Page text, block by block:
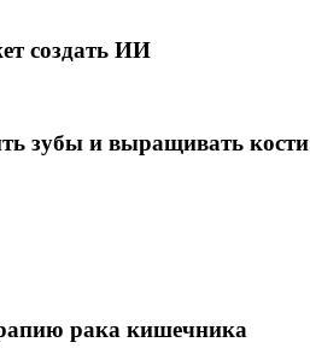
создать ИИ
зубы и выращивать кости
рака кишечника